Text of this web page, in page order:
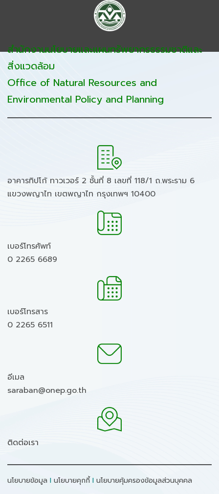
สำนักงานนโยบายและแผนทรัพยากรธรรมชาติและ
สิ่งแวดล้อม
Office of Natural Resources and
Environmental Policy and Planning
อาคารทิปโก้ ทาวเวอร์ 2 ชั้นที่ 8 เลขที่ 118/1 ถ.พระราม 6
แขวงพญาไท เขตพญาไท กรุงเทพฯ 10400
เบอร์โทรศัพท์
0 2265 6689
เบอร์โทรสาร
0 2265 6511
อีเมล
saraban@onep.go.th
ติดต่อเรา
นโยบายข้อมูล I นโยบายคุกกี้I นโยบายคุ้มครองข้อมูลส่วนบุคคล